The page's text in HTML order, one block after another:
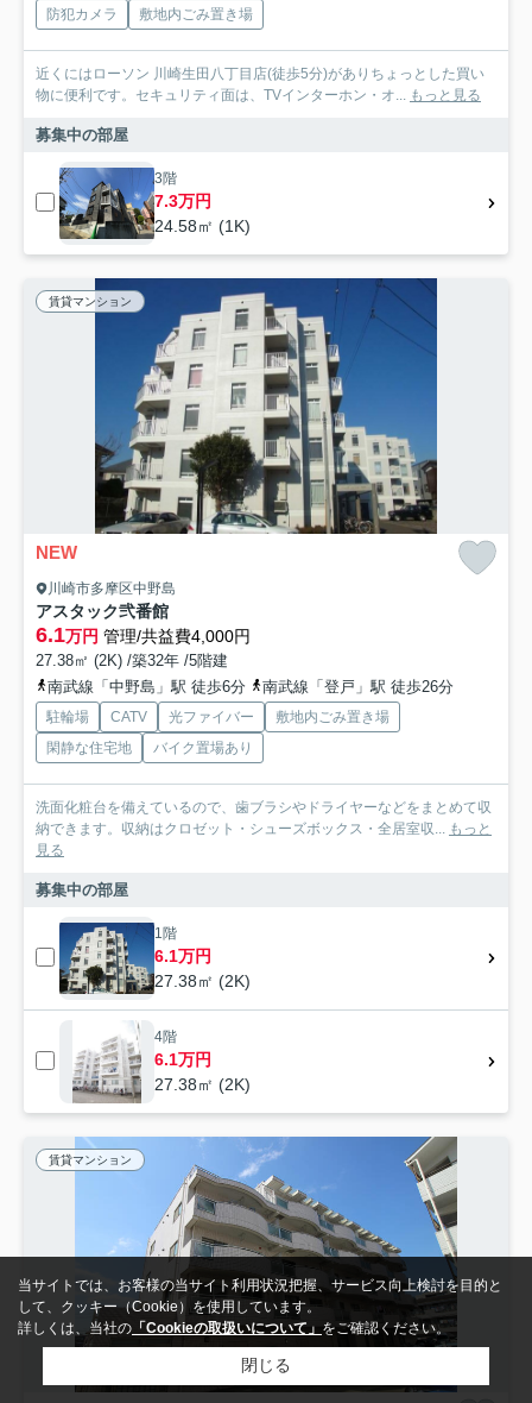
防犯カメラ
敷地内ごみ置き場
近くにはローソン 川崎生田八丁目店(徒歩5分)がありちょっとした買い
物に便利です。セキュリティ面は、TVインターホン・オ...
もっと見る
募集中の部屋
3階
7.3万円
24.58㎡ (1K)
賃貸マンション
NEW
川崎市多摩区中野島
アスタック弐番館
6.1万円 管理/共益費4,000円
27.38㎡ (2K) /築32年 /5階建
南武線「中野島」駅 徒歩6分
南武線「登戸」駅 徒歩26分
駐輪場 CATV 光ファイバー
敷地内ごみ置き場
閑静な住宅地
バイク置場あり
洗面化粧台を備えているので、歯ブラシやドライヤーなどをまとめて収
納できます。収納はクロゼット・シューズボックス・全居室収...
もっと
見る
募集中の部屋
1階
6.1万円
27.38㎡ (2K)
4階
6.1万円
27.38㎡ (2K)
賃貸マンション
当サイトでは、お客様の当サイト利用状況把握、サービス向上検討を目的と
して、クッキー（Cookie）を使用しています。
詳しくは、当社の 「Cookieの取扱いについて」 をご確認ください。
閉じる